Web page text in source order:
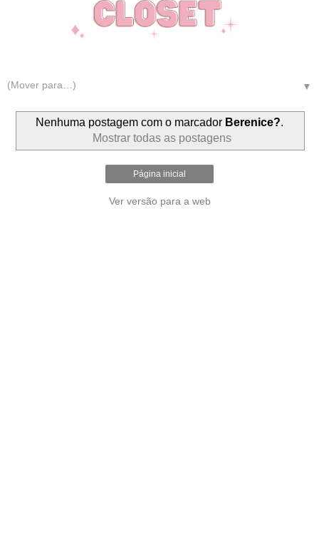
▼
Nenhuma postagem com o marcador Berenice?.
Mostrar todas as postagens
Página inicial
Ver versão para a web